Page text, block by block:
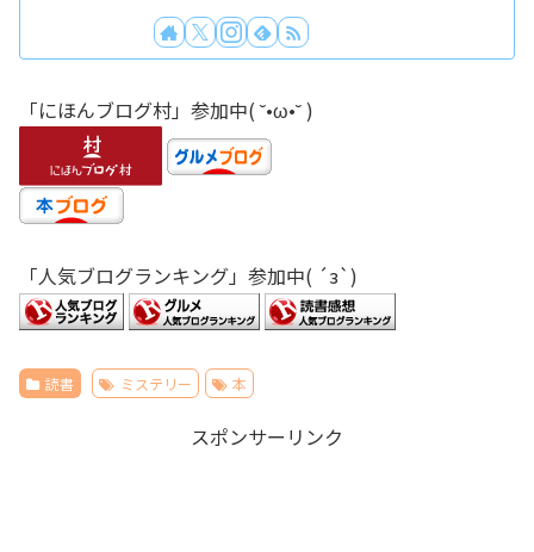
「にほんブログ村」参加中( ˘•ω•˘ )
「人気ブログランキング」参加中( ´з`)
読書 ミステリー 本
スポンサーリンク